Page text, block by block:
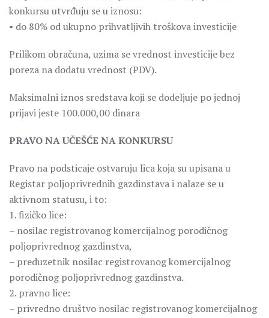
konkursu utvrđuju se u iznosu:
• do 80% od ukupno prihvatljivih troškova investicije
Prilikom obračuna, uzima se vrednost investicije bez
poreza na dodatu vrednost (PDV).
Maksimalni iznos sredstava koji se dodeljuje po jednoj
prijavi jeste 100.000,00 dinara
PRAVO NA UČEŠĆE NA KONKURSU
Pravo na podsticaje ostvaruju lica koja su upisana u
Registar poljoprivrednih gazdinstava i nalaze se u
aktivnom statusu, i to:
1. fizičko lice:
– nosilac registrovanog komercijalnog porodičnog
poljoprivrednog gazdinstva,
– preduzetnik nosilac registrovanog komercijalnog
porodičnog poljoprivrednog gazdinstva.
2. pravno lice:
– privredno društvo nosilac registrovanog komercijalnog